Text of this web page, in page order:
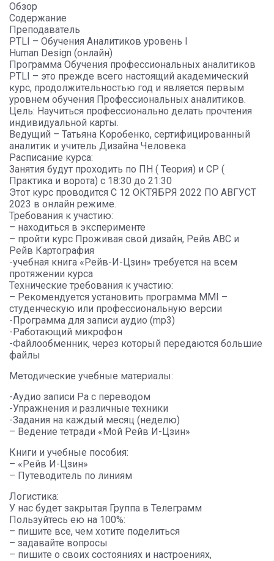
Обзор
Содержание
Преподаватель
PTLI – Обучения Аналитиков уровень I
Human Design (онлайн)
Программа Обучения профессиональных аналитиков
PTLI – это прежде всего настоящий академический
курс, продолжительностью год и является первым
уровнем обучения Профессиональных аналитиков.
Цель: Научиться профессионально делать прочтения
индивидуальной карты.
Ведущий – Татьяна Коробенко, сертифицированный
аналитик и учитель Дизайна Человека
Расписание курса:
Занятия будут проходить по ПН ( Теория) и СР (
Практика и ворота) с 18:30 до 21:30
Этот курс проводится С 12 ОКТЯБРЯ 2022 ПО АВГУСТ
2023 в онлайн режиме.
Требования к участию:
– находиться в эксперименте
– пройти курс Проживая свой дизайн, Рейв ABC и
Рейв Картография
-учебная книга «Рейв-И-Цзин» требуется на всем
протяжении курса
Технические требования к участию:
– Рекомендуется установить программа MMI –
студенческую или профессиональную версии
-Программа для записи аудио (mp3)
-Работающий микрофон
-Файлообменник, через который передаются большие
файлы
Методические учебные материалы:
-Аудио записи Ра с переводом
-Упражнения и различные техники
-Задания на каждый месяц (неделю)
– Ведение тетради «Мой Рейв И-Цзин»
Книги и учебные пособия:
– «Рейв И-Цзин»
– Путеводитель по линиям
Логистика:
У нас будет закрытая Группа в Телеграмм
Пользуйтесь ею на 100%:
– пишите все, чем хотите поделиться
– задавайте вопросы
– пишите о своих состояниях и настроениях,